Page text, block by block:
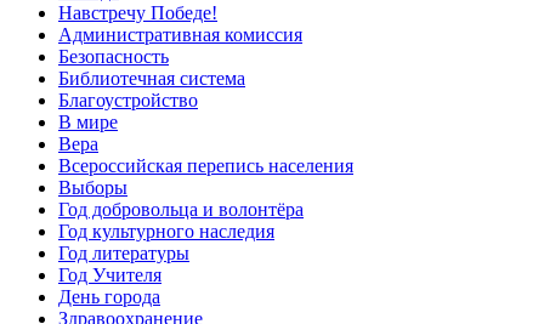
Навстречу Победе!
Административная комиссия
Безопасность
Библиотечная система
Благоустройство
В мире
Вера
Всероссийская перепись населения
Выборы
Год добровольца и волонтёра
Год культурного наследия
Год литературы
Год Учителя
День города
Здравоохранение